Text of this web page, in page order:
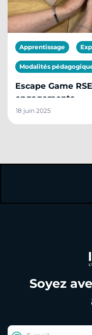
Apprentissage
Modalités
Escape Game
engagements
18 juin 2025
Soyez